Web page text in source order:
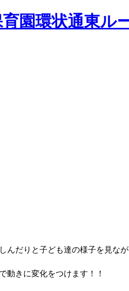
だりと子ども達の様子を見な
動きに変化をつけます！！